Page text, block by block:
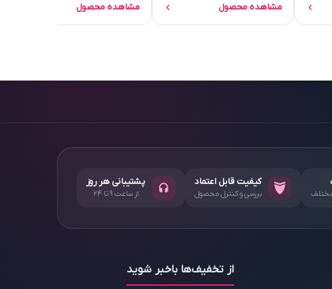
مشاهده محصول مشاهده محصول
مختلف
کیفیت قابل اعتماد
بررسی و کنترل محصول
پشتیبانی هر روز
از ساعت ۹ تا ۲۴
از تخفیف‌ها باخبر شوید